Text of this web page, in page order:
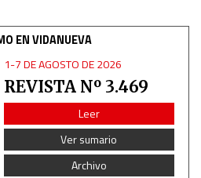
EN VIDANUEVA
1-7 DE AGOSTO DE 2026
REVISTA Nº 3.469
Leer
Ver sumario
Archivo
statistics or combinations